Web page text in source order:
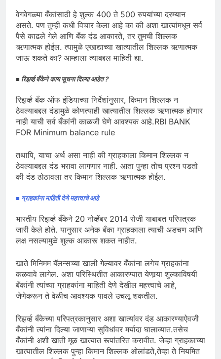
वेगवेगळ्या बँकांसाठी हे शुल्क 400 ते 500 रुपयांच्या दरम्यान
असते. पण तुम्ही कधी विचार केला आहे का की अशा खात्यांमधून सर्व
पैसे काढले गेले आणि बँक दंड आकारते, तर तुमची शिल्लक
ऋणात्मक होईल. त्यामुळे एखाद्याच्या खात्यातील शिल्लक ऋणात्मक
जाऊ शकते का? आम्हाला त्याबद्दल माहिती द्या.
■ रिझर्व्ह बँकेने काय सूचना दिल्या आहेत ?
रिझर्व्ह बँक ऑफ इंडियाच्या निर्देशांनुसार, किमान शिल्लक न
ठेवल्याबद्दल दंडामुळे कोणत्याही खात्यातील शिल्लक ऋणात्मक होणार
नाही याची सर्व बँकांनी काळजी घेणे आवश्यक आहे.RBI BANK
FOR Minimum balance rule
तथापि, याचा अर्थ असा नाही की ग्राहकाला किमान शिल्लक न
ठेवल्याबद्दल दंड भरावा लागणार नाही. आता पुन्हा तोच प्रश्न पडतो
की दंड ठोठावला तर किमान शिल्लक ऋणात्मक होईल.
■ ग्राहकांना माहिती देणे महत्त्वाचे आहे
भारतीय रिझर्व्ह बँकेने 20 नोव्हेंबर 2014 रोजी याबाबत परिपत्रक
जारी केले होते. यानुसार अनेक बँका ग्राहकाला त्याची अडचण आणि
लक्ष नसल्यामुळे शुल्क आकारू शकत नाहीत.
खाते मिनिमम बॅलन्सच्या खाली गेल्यावर बँकांना लगेच ग्राहकांना
कळवावे लागेल. अशा परिस्थितीत आकारण्यात येणार्‍या शुल्काविषयी
बँकांनी त्यांच्या ग्राहकांना माहिती देणे देखील महत्त्वाचे आहे,
जेणेकरून ते वेळीच आवश्यक पावले उचलू शकतील.
रिझर्व्ह बँकेच्या परिपत्रकानुसार अशा खात्यांवर दंड आकारण्याऐवजी
बँकांनी त्यांना दिल्या जाणाऱ्या सुविधांवर मर्यादा घालाव्यात.तसेच
बँकांनी अशी खाती मूळ खात्यात रूपांतरित करावीत. जेव्हा ग्राहकाच्या
खात्यातील शिल्लक पुन्हा किमान शिल्लक ओलांडते,तेव्हा ते नियमित